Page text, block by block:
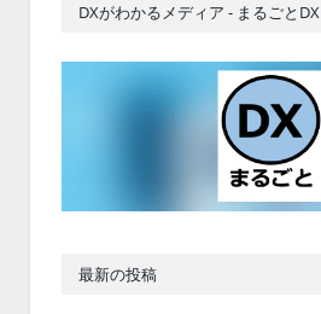
DXがわかるメディア - まるごとDX
最新の投稿